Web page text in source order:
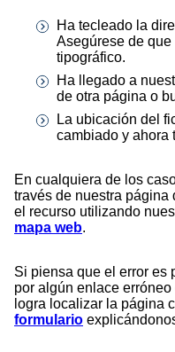
Ha tecleado la
Asegúrese de
tipográfico.
Ha llegado a
de otra página o
La ubicación del
cambiado y ahora
En cualquiera de los
través de nuestra página
el recurso utilizando
mapa web.
Si piensa que el error es
por algún enlace erróneo
logra localizar la página
formulario